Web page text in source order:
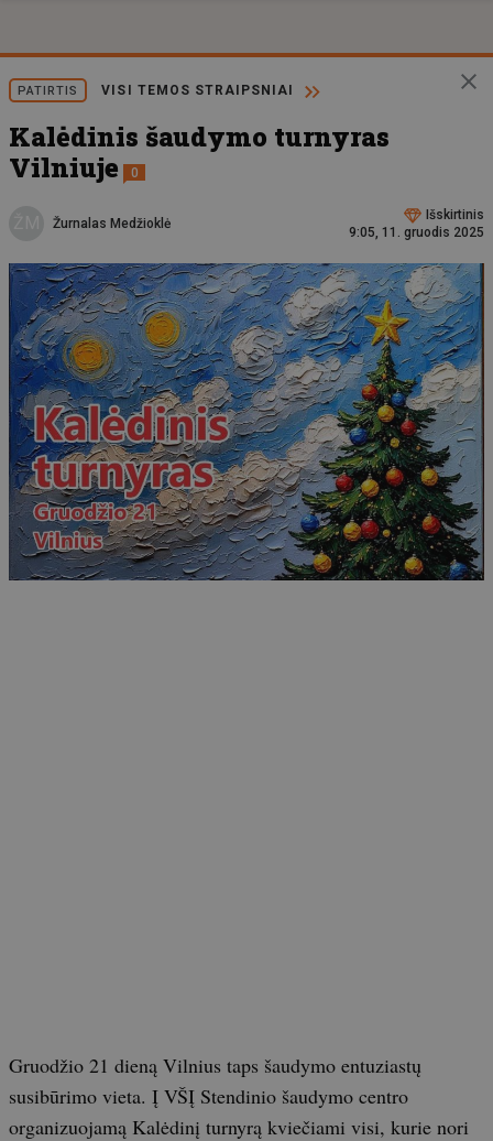
PATIRTIS VISI TEMOS STRAIPSNIAI
Kalėdinis šaudymo turnyras
Vilniuje
0
Žurnalas Medžioklė
Išskirtinis
9:05, 11. gruodis 2025
Gruodžio 21 dieną Vilnius taps šaudymo entuziastų
susibūrimo vieta. Į VŠĮ Stendinio šaudymo centro
organizuojamą Kalėdinį turnyrą kviečiami visi, kurie nori